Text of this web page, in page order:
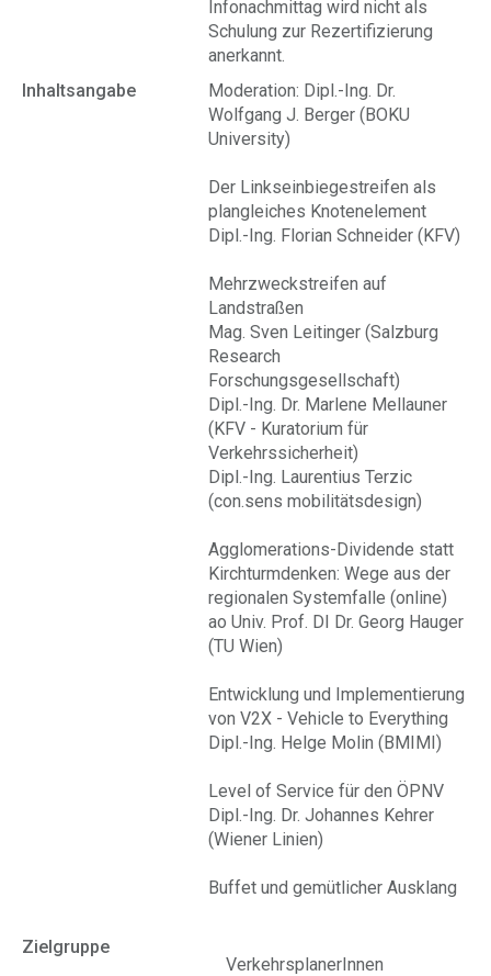
Infonachmittag wird nicht als
Schulung zur Rezertifizierung
anerkannt.
Inhaltsangabe
Moderation: Dipl.-Ing. Dr.
Wolfgang J. Berger (BOKU
University)
Der Linkseinbiegestreifen als
plangleiches Knotenelement
Dipl.-Ing. Florian Schneider (KFV)
Mehrzweckstreifen auf
Landstraßen
Mag. Sven Leitinger (Salzburg
Research
Forschungsgesellschaft)
Dipl.-Ing. Dr. Marlene Mellauner
(KFV - Kuratorium für
Verkehrssicherheit)
Dipl.-Ing. Laurentius Terzic
(con.sens mobilitätsdesign)
Agglomerations-Dividende statt
Kirchturmdenken: Wege aus der
regionalen Systemfalle (online)
ao Univ. Prof. DI Dr. Georg Hauger
(TU Wien)
Entwicklung und Implementierung
von V2X - Vehicle to Everything
Dipl.-Ing. Helge Molin (BMIMI)
Level of Service für den ÖPNV
Dipl.-Ing. Dr. Johannes Kehrer
(Wiener Linien)
Buffet und gemütlicher Ausklang
Zielgruppe
VerkehrsplanerInnen